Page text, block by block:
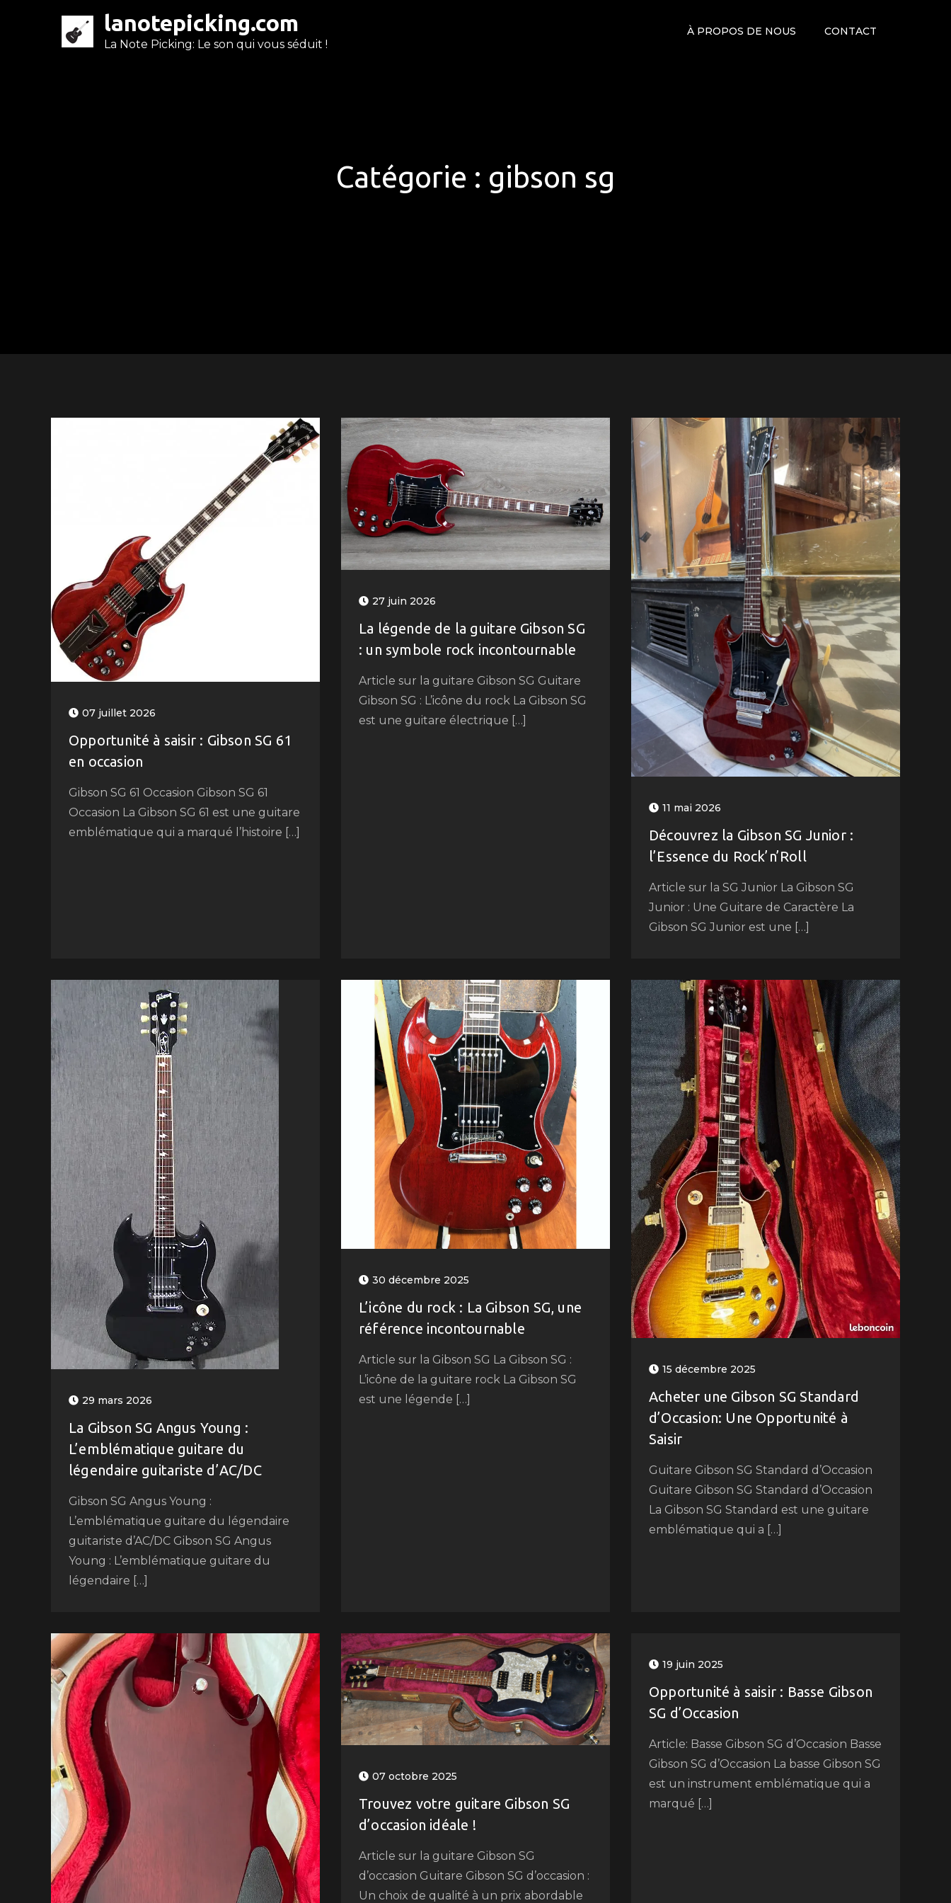
lanotepicking.com
La Note Picking: Le son qui vous séduit !
À PROPOS DE NOUS CONTACT
Catégorie : gibson sg
07 juillet 2026
Opportunité à saisir : Gibson SG 61
en occasion
Gibson SG 61 Occasion Gibson SG 61
Occasion La Gibson SG 61 est une guitare
emblématique qui a marqué l’histoire […]
27 juin 2026
La légende de la guitare Gibson SG
: un symbole rock incontournable
Article sur la guitare Gibson SG Guitare
Gibson SG : L’icône du rock La Gibson SG
est une guitare électrique […]
11 mai 2026
Découvrez la Gibson SG Junior :
l’Essence du Rock’n’Roll
Article sur la SG Junior La Gibson SG
Junior : Une Guitare de Caractère La
Gibson SG Junior est une […]
29 mars 2026
La Gibson SG Angus Young :
L’emblématique guitare du
légendaire guitariste d’AC/DC
Gibson SG Angus Young :
L’emblématique guitare du légendaire
guitariste d’AC/DC Gibson SG Angus
Young : L’emblématique guitare du
légendaire […]
30 décembre 2025
L’icône du rock : La Gibson SG, une
référence incontournable
Article sur la Gibson SG La Gibson SG :
L’icône de la guitare rock La Gibson SG
est une légende […]
15 décembre 2025
Acheter une Gibson SG Standard
d’Occasion: Une Opportunité à
Saisir
Guitare Gibson SG Standard d’Occasion
Guitare Gibson SG Standard d’Occasion
La Gibson SG Standard est une guitare
emblématique qui a […]
07 octobre 2025
Trouvez votre guitare Gibson SG
d’occasion idéale !
Article sur la guitare Gibson SG
d’occasion Guitare Gibson SG d’occasion :
Un choix de qualité à un prix abordable
19 juin 2025
Opportunité à saisir : Basse Gibson
SG d’Occasion
Article: Basse Gibson SG d’Occasion Basse
Gibson SG d’Occasion La basse Gibson SG
est un instrument emblématique qui a
marqué […]